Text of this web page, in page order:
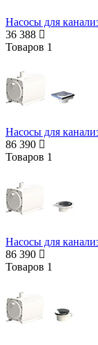
Насосы для
36 388
Товаров 1
Насосы для
86 390
Товаров 1
Насосы для
86 390
Товаров 1